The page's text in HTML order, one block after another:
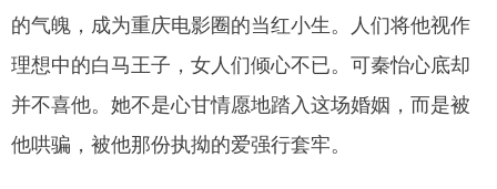
的气魄，成为重庆电影圈的当红小生。人们将他视作
理想中的白马王子，女人们倾心不已。可秦怡心底却
并不喜他。她不是心甘情愿地踏入这场婚姻，而是被
他哄骗，被他那份执拗的爱强行套牢。